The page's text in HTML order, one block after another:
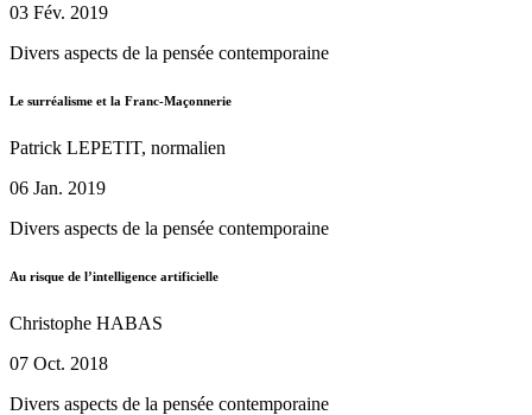
03 Fév. 2019
Divers aspects de la pensée contemporaine
Le surréalisme et la Franc-Maçonnerie
Patrick LEPETIT, normalien
06 Jan. 2019
Divers aspects de la pensée contemporaine
Au risque de l’intelligence artificielle
Christophe HABAS
07 Oct. 2018
Divers aspects de la pensée contemporaine